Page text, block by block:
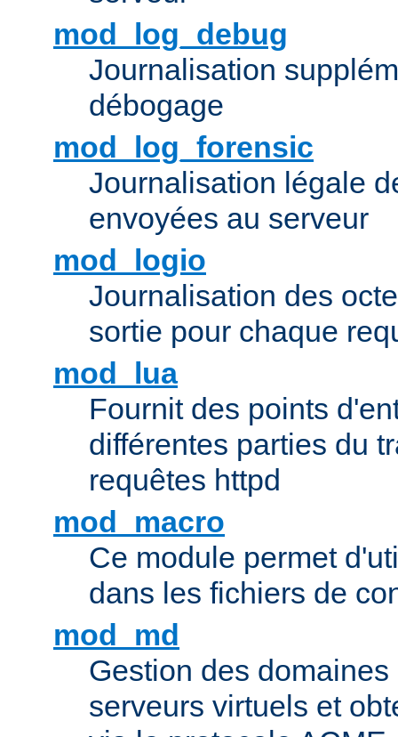
mod_log_debug
Journalisation
débogage
mod_log_forensic
Journalisation légale
envoyées au serveur
mod_logio
Journalisation des
sortie pour chaque
mod_lua
Fournit des points
différentes parties du
requêtes httpd
mod_macro
Ce module permet
dans les fichiers de
mod_md
Gestion des
serveurs virtuels et